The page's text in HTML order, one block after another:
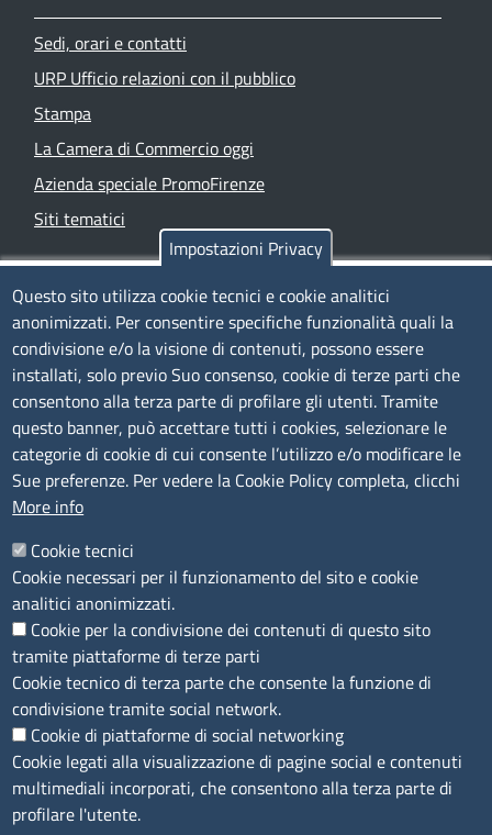
Sedi, orari e contatti
URP Ufficio relazioni con il pubblico
Stampa
La Camera di Commercio oggi
Azienda speciale PromoFirenze
Siti tematici
TRASPARENZA
Albo Online
Amministrazione trasparente
Bandi e concorsi
Segnalazioni Whistleblowing
Accessibilità
IBAN e pagamenti informatici
Informative privacy e cookie
Verifiche PA
Attuazione misure PNRR
Modulistica
SEGUICI SU
Impostazioni Privacy
Questo sito utilizza cookie tecnici e cookie analitici
anonimizzati. Per consentire specifiche funzionalità quali la
condivisione e/o la visione di contenuti, possono essere
installati, solo previo Suo consenso, cookie di terze parti che
consentono alla terza parte di profilare gli utenti. Tramite
questo banner, può accettare tutti i cookies, selezionare le
categorie di cookie di cui consente l’utilizzo e/o modificare le
Sue preferenze. Per vedere la Cookie Policy completa, clicchi
More info
Cookie tecnici
Cookie necessari per il funzionamento del sito e cookie
analitici anonimizzati.
Cookie per la condivisione dei contenuti di questo sito
tramite piattaforme di terze parti
Cookie tecnico di terza parte che consente la funzione di
condivisione tramite social network.
Cookie di piattaforme di social networking
Cookie legati alla visualizzazione di pagine social e contenuti
multimediali incorporati, che consentono alla terza parte di
profilare l'utente.